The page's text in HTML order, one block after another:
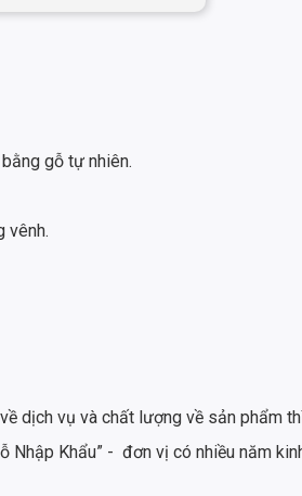
gỗ tự nhiên.
vênh.
dịch vụ và chất lượng về sản phẩm
Nhập Khẩu” - đơn vị có nhiều năm